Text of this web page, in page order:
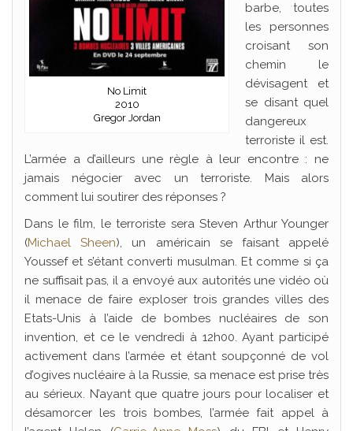
No Limit
2010
Gregor Jordan
barbe, toutes
les personnes
croisant son
chemin le
dévisagent et
se disant quel
dangereux
terroriste il est.
L’armée a d’ailleurs une règle à leur encontre : ne
jamais négocier avec un terroriste. Mais alors
comment lui soutirer des réponses ?
Dans le film, le terroriste sera Steven Arthur Younger
(Michael Sheen), un américain se faisant appelé
Youssef et s’étant converti musulman. Et comme si ça
ne suffisait pas, il a envoyé aux autorités une vidéo où
il menace de faire exploser trois grandes villes des
Etats-Unis à l’aide de bombes nucléaires de son
invention, et ce le vendredi à 12h00. Ayant participé
activement dans l’armée et étant soupçonné de vol
d’ogives nucléaire à la Russie, sa menace est prise très
au sérieux. N’ayant que quatre jours pour localiser et
désamorcer les trois bombes, l’armée fait appel à